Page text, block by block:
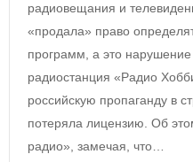
радиовещания и
«продала» право
программ, а это
радиостанция «Радио
российскую пропаганду в
потеряла лицензию. Об
радио», замечая, что…